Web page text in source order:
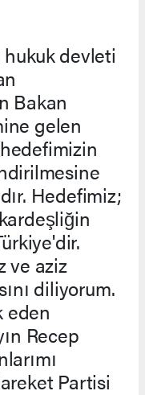
devleti
Bakan
gelen
Hedefimiz;
ve aziz
diliyorum.
eden
Recep
Partisi